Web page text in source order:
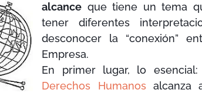
alcance que tiene un tema
tener diferentes
desconocer la “conexión”
Empresa.
En primer lugar, lo
Derechos Humanos alcanza